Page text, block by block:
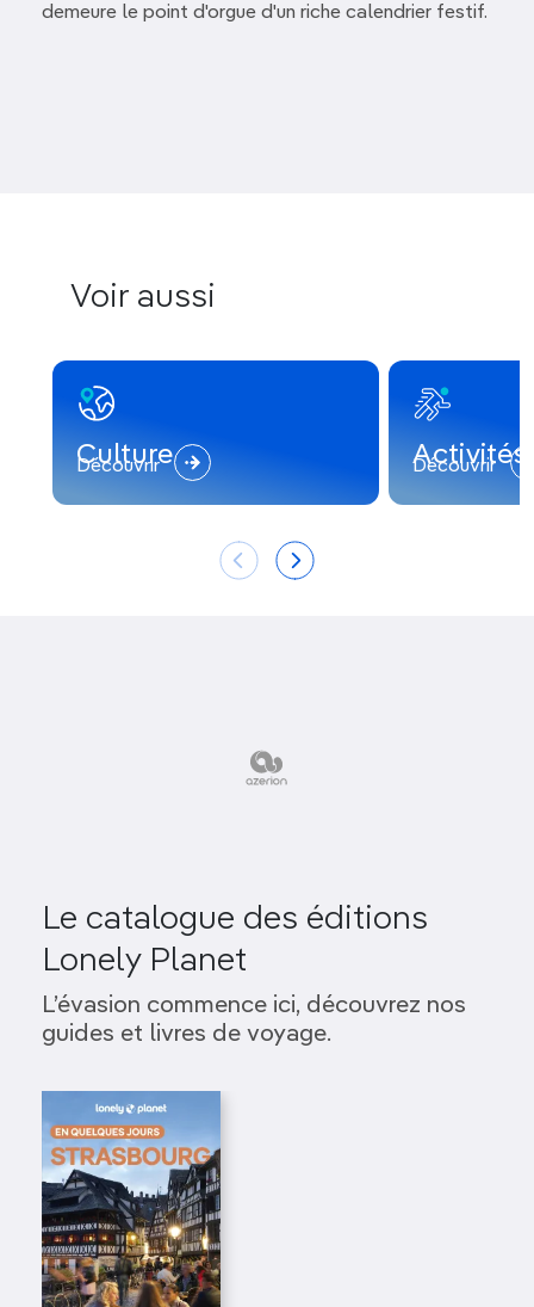
demeure le point d'orgue d'un riche calendrier festif.
Voir aussi
Culture
Découvrir Activités
Découvrir
Le catalogue des éditions
Lonely Planet
L’évasion commence ici, découvrez nos
guides et livres de voyage.